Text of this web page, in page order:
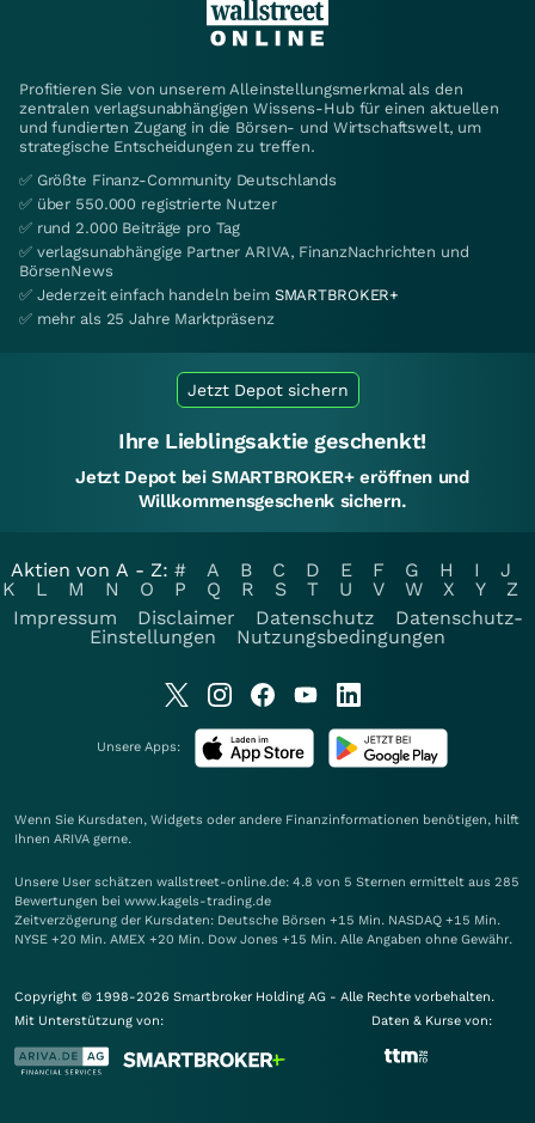
Profitieren Sie von unserem Alleinstellungsmerkmal als den
zentralen verlagsunabhängigen Wissens-Hub für einen aktuellen
und fundierten Zugang in die Börsen- und Wirtschaftswelt, um
strategische Entscheidungen zu treffen.
✅ Größte Finanz-Community Deutschlands
✅ über 550.000 registrierte Nutzer
✅ rund 2.000 Beiträge pro Tag
✅ verlagsunabhängige Partner ARIVA, FinanzNachrichten und
BörsenNews
✅ Jederzeit einfach handeln beim SMARTBROKER+
✅ mehr als 25 Jahre Marktpräsenz
Jetzt Depot sichern
Ihre Lieblingsaktie geschenkt!
Jetzt Depot bei SMARTBROKER+ eröffnen und
Willkommensgeschenk sichern.
Aktien von A - Z: # A B C D E F G H I
J
K
L M N O P Q R S T U V W X Y
Z
Impressum
Disclaimer Datenschutz
Datenschutz-
Einstellungen
Nutzungsbedingungen
Unsere Apps:
Wenn Sie Kursdaten, Widgets oder andere Finanzinformationen benötigen, hilft
Ihnen ARIVA gerne.
Unsere User schätzen wallstreet-online.de: 4.8 von 5 Sternen ermittelt aus 285
Bewertungen bei www.kagels-trading.de
Zeitverzögerung der Kursdaten: Deutsche Börsen +15 Min. NASDAQ +15 Min.
NYSE +20 Min. AMEX +20 Min. Dow Jones +15 Min. Alle Angaben ohne Gewähr.
Copyright © 1998-2026 Smartbroker Holding AG - Alle Rechte vorbehalten.
Mit Unterstützung von:
Daten & Kurse von: